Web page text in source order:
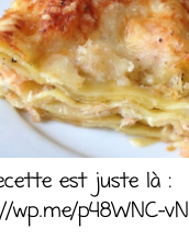
est juste là :
wp.me/p48WNC-vN